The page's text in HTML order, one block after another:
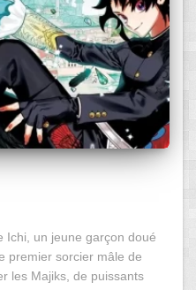
Ichi, un jeune garçon doué
premier sorcier mâle de
les Majiks, de puissants